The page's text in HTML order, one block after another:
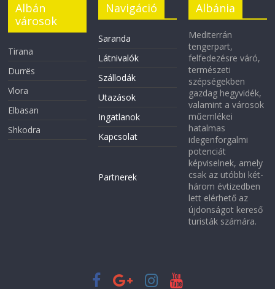
Albán
városok
Tirana
Durrës
Vlora
Elbasan
Shkodra
Navigáció
Saranda
Látnivalók
Szállodák
Utazások
Ingatlanok
Kapcsolat
Partnerek
Albánia
Mediterrán
tengerpart,
felfedezésre váró,
természeti
szépségekben
gazdag hegyvidék,
valamint a városok
műemlékei
hatalmas
idegenforgalmi
potenciát
képviselnek, amely
csak az utóbbi két-
három évtizedben
lett elérhető az
újdonságot kereső
turisták számára.